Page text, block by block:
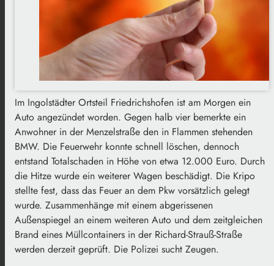
Im Ingolstädter Ortsteil Friedrichshofen ist am Morgen ein
Auto angezündet worden. Gegen halb vier bemerkte ein
Anwohner in der Menzelstraße den in Flammen stehenden
BMW. Die Feuerwehr konnte schnell löschen, dennoch
entstand Totalschaden in Höhe von etwa 12.000 Euro. Durch
die Hitze wurde ein weiterer Wagen beschädigt. Die Kripo
stellte fest, dass das Feuer an dem Pkw vorsätzlich gelegt
wurde. Zusammenhänge mit einem abgerissenen
Außenspiegel an einem weiteren Auto und dem zeitgleichen
Brand eines Müllcontainers in der Richard-Strauß-Straße
werden derzeit geprüft. Die Polizei sucht Zeugen.